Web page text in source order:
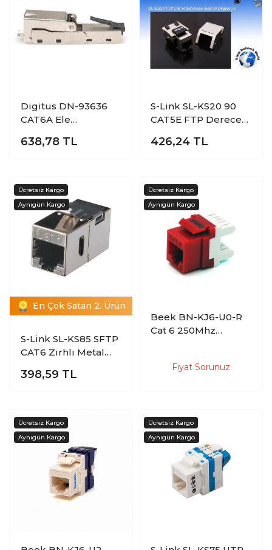
Digitus DN-93636
CAT6A Ele
Bükülebilir
638,78 TL
S-Link SL-KS20 90
CAT5E FTP Derece
426,24 TL
En Çok Satan 2. Ürün
S-Link SL-KS85 SFTP
CAT6 Zırhlı Metal
398,59 TL
Beek BN-KJ6-U0-R
Cat 6 250Mhz
Fiyat Sorunuz